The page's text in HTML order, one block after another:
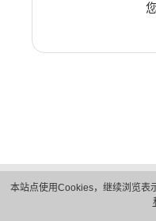
本站点使用Cookies，继续浏览表